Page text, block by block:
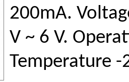
200mA.
V ~ 6 V.
Temperature -